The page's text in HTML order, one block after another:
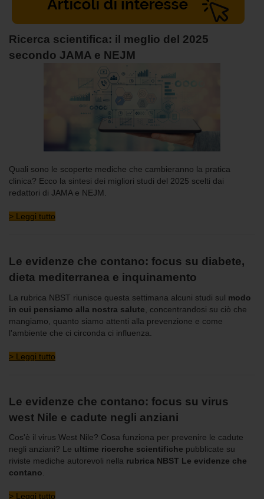
Ricerca scientifica: il meglio del 2025
secondo JAMA e NEJM
Quali sono le scoperte mediche che cambieranno la pratica
clinica? Ecco la sintesi dei migliori studi del 2025 scelti dai
redattori di JAMA e NEJM.
> Leggi tutto
Le evidenze che contano: focus su diabete,
dieta mediterranea e inquinamento
La rubrica NBST riunisce questa settimana alcuni studi sul modo
in cui pensiamo alla nostra salute , concentrandosi su ciò che
mangiamo, quanto siamo attenti alla prevenzione e come
l'ambiente che ci circonda ci influenza.
> Leggi tutto
Le evidenze che contano: focus su virus
west Nile e cadute negli anziani
Cos'è il virus West Nile? Cosa funziona per prevenire le cadute
negli anziani? Le ultime ricerche scientifiche pubblicate su
riviste mediche autorevoli nella rubrica NBST Le evidenze che
contano
> Leggi tutto